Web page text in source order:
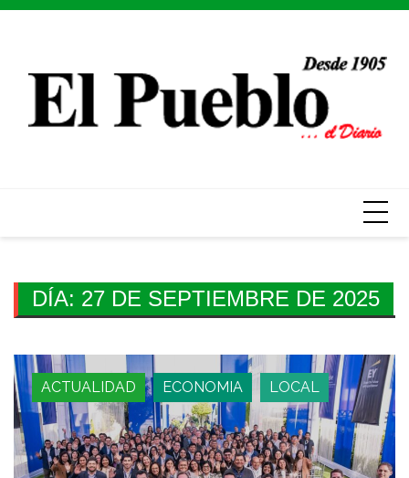
Skip
DÍA: 27 DE SEPTIEMBRE DE 2025
ACTUALIDAD ECONOMIA LOCAL